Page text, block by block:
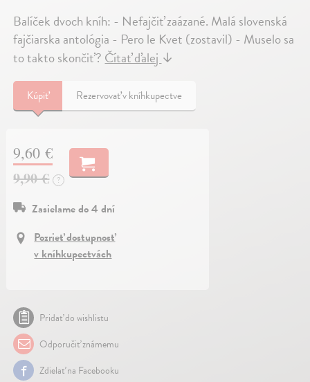
Balíček dvoch kníh: - Nefajčiť zaázané. Malá slovenská
fajčiarska antológia - Pero le Kvet (zostavil) - Muselo sa
to takto skončiť? Čítať ďalej ↓
Kúpiť Rezervovať v kníhkupectve
9,60 €
9,90 €
?
Zasielame do 4 dní
Pozrieť dostupnosť
v kníhkupectvách
Pridať do wishlistu
Odporučiť známemu
Zdielať na Facebooku